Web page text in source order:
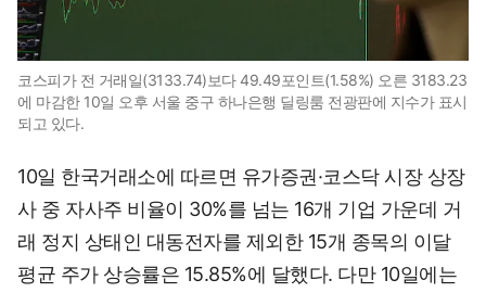
코스피가 전 거래일(3133.74)보다 49.49포인트(1.58%) 오른 3183.23
에 마감한 10일 오후 서울 중구 하나은행 딜링룸 전광판에 지수가 표시
되고 있다.
10일 한국거래소에 따르면 유가증권·코스닥 시장 상장
사 중 자사주 비율이 30%를 넘는 16개 기업 가운데 거
래 정지 상태인 대동전자를 제외한 15개 종목의 이달
평균 주가 상승률은 15.85%에 달했다. 다만 10일에는